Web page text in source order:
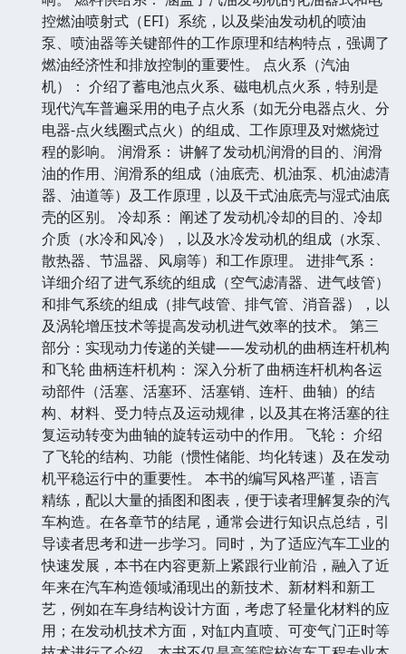
控燃油喷射式（EFI）系统，以及柴油发动机的喷油
泵、喷油器等关键部件的工作原理和结构特点，强调了
燃油经济性和排放控制的重要性。 点火系（汽油
机）： 介绍了蓄电池点火系、磁电机点火系，特别是
现代汽车普遍采用的电子点火系（如无分电器点火、分
电器-点火线圈式点火）的组成、工作原理及对燃烧过
程的影响。 润滑系： 讲解了发动机润滑的目的、润滑
油的作用、润滑系的组成（油底壳、机油泵、机油滤清
器、油道等）及工作原理，以及干式油底壳与湿式油底
壳的区别。 冷却系： 阐述了发动机冷却的目的、冷却
介质（水冷和风冷），以及水冷发动机的组成（水泵、
散热器、节温器、风扇等）和工作原理。 进排气系：
详细介绍了进气系统的组成（空气滤清器、进气歧管）
和排气系统的组成（排气歧管、排气管、消音器），以
及涡轮增压技术等提高发动机进气效率的技术。 第三
部分：实现动力传递的关键——发动机的曲柄连杆机构
和飞轮 曲柄连杆机构： 深入分析了曲柄连杆机构各运
动部件（活塞、活塞环、活塞销、连杆、曲轴）的结
构、材料、受力特点及运动规律，以及其在将活塞的往
复运动转变为曲轴的旋转运动中的作用。 飞轮： 介绍
了飞轮的结构、功能（惯性储能、均化转速）及在发动
机平稳运行中的重要性。 本书的编写风格严谨，语言
精练，配以大量的插图和图表，便于读者理解复杂的汽
车构造。在各章节的结尾，通常会进行知识点总结，引
导读者思考和进一步学习。同时，为了适应汽车工业的
快速发展，本书在内容更新上紧跟行业前沿，融入了近
年来在汽车构造领域涌现出的新技术、新材料和新工
艺，例如在车身结构设计方面，考虑了轻量化材料的应
用；在发动机技术方面，对缸内直喷、可变气门正时等